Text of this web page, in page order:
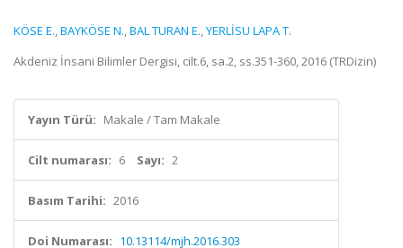
KÖSE E.,BAYKÖSE N.,BAL TURAN E.,YERLİSU LAPA T.
Akdeniz İnsani Bilimler Dergisi, cilt.6, sa.2, ss.351-360, 2016 (TRDizin)
Yayın Türü: Makale / Tam Makale
Cilt numarası: 6 Sayı: 2
Basım Tarihi: 2016
Doi Numarası: 10.13114/mjh.2016.303